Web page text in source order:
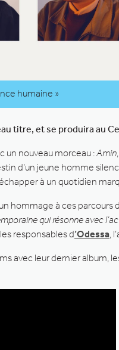
humaine »
titre, et se produira au
un nouveau morceau :Amin
d’un jeune homme
à un quotidien
hommage à ces parcours
qui résonne avec
responsables d‘Odessa,
avec leur dernier